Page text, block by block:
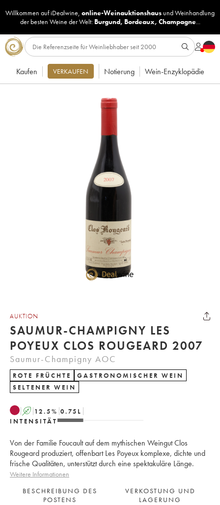
Willkommen auf iDealwine, online-Weinauktionshaus undWeinhandlung
der besten Weine der Welt: Burgund, Bordeaux, Champagne...
Kaufen VERKAUFEN Notierung Wein-Enzyklopädie
AUKTION
SAUMUR-CHAMPIGNY LES
POYEUX CLOS ROUGEARD 2007
Saumur-Champigny AOC
ROTE FRÜCHTE
GASTRONOMISCHER WEIN
SELTENER WEIN
A 12.5% 0.75 L
INTENSITÄT
Von der Familie Foucault auf dem mythischen Weingut Clos
Rougeard produziert, offenbart Les Poyeux komplexe, dichte und
frische Qualitäten, unterstützt durch eine spektakuläre Länge.
Weitere Informationen
BESCHREIBUNG DES
POSTENS
VERKOSTUNG UND
LAGERUNG